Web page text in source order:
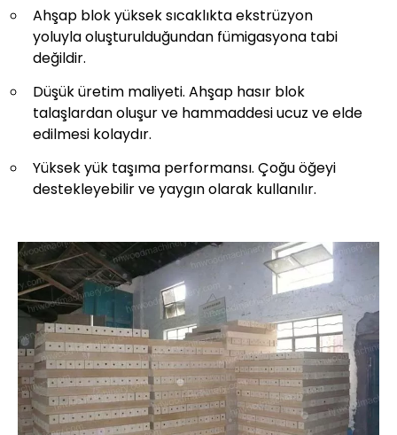
Ahşap blok yüksek sıcaklıkta ekstrüzyon
yoluyla oluşturulduğundan fümigasyona tabi
değildir.
Düşük üretim maliyeti. Ahşap hasır blok
talaşlardan oluşur ve hammaddesi ucuz ve elde
edilmesi kolaydır.
Yüksek yük taşıma performansı. Çoğu öğeyi
destekleyebilir ve yaygın olarak kullanılır.